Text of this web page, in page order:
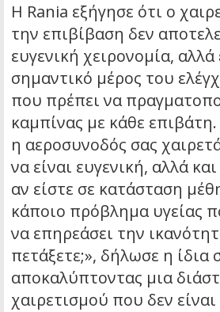
Η Rania εξήγησε ότι ο
την επιβίβαση δεν
ευγενική χειρονομία, αλλά
σημαντικό μέρος του
που πρέπει να
καμπίνας με κάθε επιβάτη.
η αεροσυνοδός σας
να είναι ευγενική, αλλά και
αν είστε σε κατάσταση
κάποιο πρόβλημα υγείας
να επηρεάσει την
πετάξετε;», δήλωσε η ίδια
αποκαλύπτοντας μια
χαιρετισμού που δεν